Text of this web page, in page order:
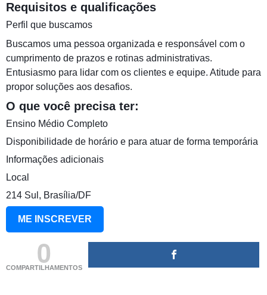
Requisitos e qualificações
Perfil que buscamos
Buscamos uma pessoa organizada e responsável com o
cumprimento de prazos e rotinas administrativas.
Entusiasmo para lidar com os clientes e equipe. Atitude para
propor soluções aos desafios.
O que você precisa ter:
Ensino Médio Completo
Disponibilidade de horário e para atuar de forma temporária
Informações adicionais
Local
214 Sul, Brasília/DF
ME INSCREVER
0
COMPARTILHAMENTOS